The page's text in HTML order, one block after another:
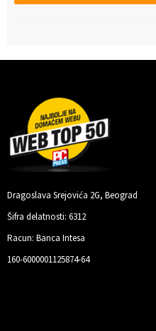
Dragoslava Srejovića 2G, Beograd
Šifra delatnosti: 6312
Racun: Banca Intesa
160-6000001125874-64